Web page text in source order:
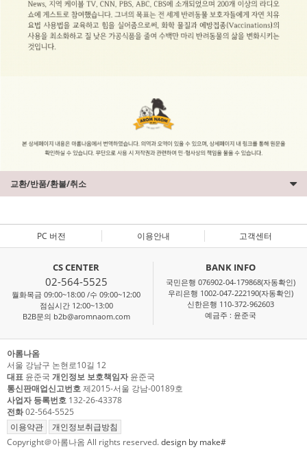
교환/반품/환불/취소
PC 버전 이용안내 고객센터
CS CENTER
02-564-5525
월화목금 09:00~18:00 /수 09:00~12:00
점심시간 12:00~13:00
B2B문의 b2b@aromnaom.com
BANK INFO
국민은행 076902-04-179868(자동확인)
우리은행 1002-047-222190(자동확인)
신한은행 110-372-962603
예금주 : 윤준국
아롬나옴
서울 강남구 논현로10길 12
대표 윤준국 개인정보 보호책임자윤준국
통신판매업신고번호제2015-서울 강남-00189호
사업자 등록번호 132-26-43378
전화02-564-5525
이용약관
개인정보취급방침
Copyright＠아롬나옴 All rights reserved.design by make#